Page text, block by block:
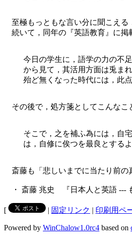
至極もっともな言い分に聞こえる
続いて，同年の『英語教育』に掲
今日の学生に，語学の力の不
から見て，其活用方面は兎ま
殆ど無くなった時代には，此
その後で，処方箋としてこんなこ
そこで，之を補ふ為には，自
は，自修に俟つを最良とする
斎藤も「悲しいまでに当たり前の
・ 斎藤 兆史 『日本人と英語 ---
[ | 固定リンク | 印刷用ペ
Powered by WinChalow1.0rc4 based on